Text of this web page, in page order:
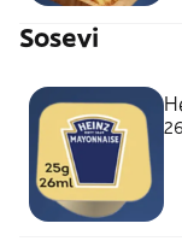
Sosevi